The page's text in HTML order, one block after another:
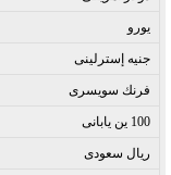
يورو
جنيه إسترلينى
فرنك سويسرى
100 ين يابانى
ريال سعودى